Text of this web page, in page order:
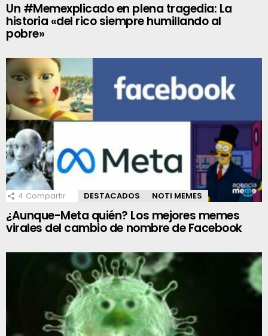
Un #Memexplicado en plena tragedia: La
historia «del rico siempre humillando al
pobre»
4 Compartir DESTACADOS NOTI MEMES
¿Aunque-Meta quién? Los mejores memes
virales del cambio de nombre de Facebook